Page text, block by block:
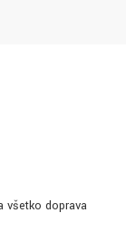
všetko doprava